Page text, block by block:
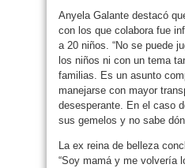
Anyela Galante destacó
con los que colabora fue
a 20 niños. “No se puede
los niños ni con un tema
familias. Es un asunto
manejarse con mayor
desesperante. En el caso
sus gemelos y no sabe
La ex reina de belleza
“Soy mamá y me volvería